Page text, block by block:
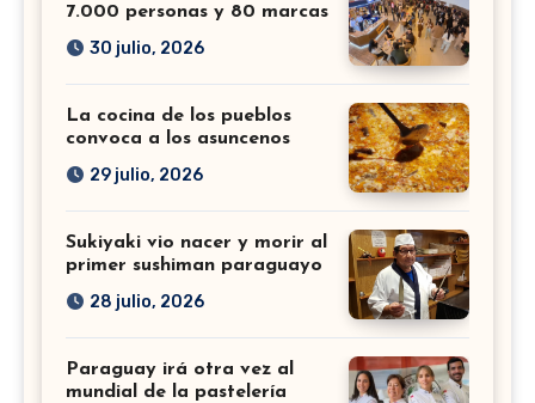
7.000 personas y 80 marcas
30 julio, 2026
La cocina de los pueblos
convoca a los asuncenos
29 julio, 2026
Sukiyaki vio nacer y morir al
primer sushiman paraguayo
28 julio, 2026
Paraguay irá otra vez al
mundial de la pastelería